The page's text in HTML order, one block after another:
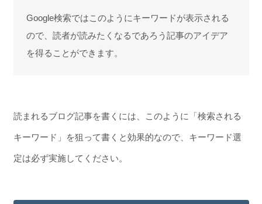
Google検索ではこのようにキーワードが表示される
ので、読者が読みたくなるであろう記事のアイデア
を得ることができます。
読まれるブログ記事を書くには、このように「検索される
キーワード」を狙って書くと効果的なので、キーワード選
定は必ず実施してください。